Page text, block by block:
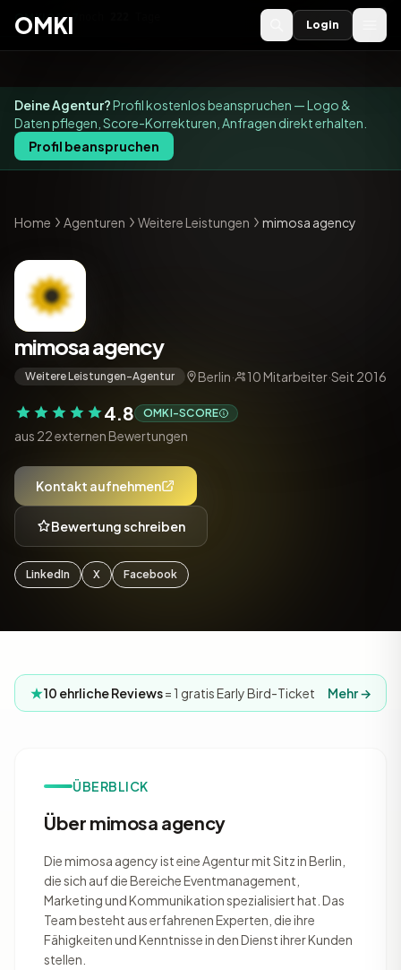
OMKI 2027
OMKI Login
Deine Agentur?Profil kostenlos beanspruchen — Logo &
Daten pflegen, Score-Korrekturen, Anfragen direkt erhalten.
Profil beanspruchen
Home Agenturen Weitere Leistungen mimosa agency
mimosa agency
Weitere Leistungen-Agentur Berlin· 10 Mitarbeiter·Seit 2016
4.8 OMKI-SCORE
aus 22 externen Bewertungen
Kontakt aufnehmen
Bewertung schreiben
LinkedIn X Facebook
10 ehrliche Reviews= 1 gratis Early Bird-Ticket Mehr →
ÜBERBLICK
Über mimosa agency
Die mimosa agency ist eine Agentur mit Sitz in Berlin,
die sich auf die Bereiche Eventmanagement,
Marketing und Kommunikation spezialisiert hat. Das
Team besteht aus erfahrenen Experten, die ihre
Fähigkeiten und Kenntnisse in den Dienst ihrer Kunden
stellen.